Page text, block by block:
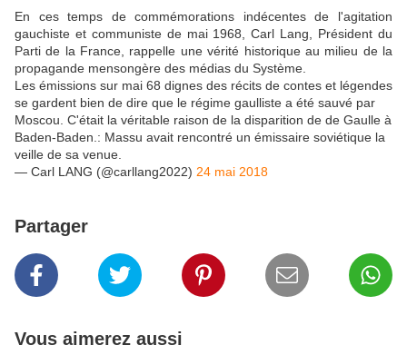
En ces temps de commémorations indécentes de l'agitation
gauchiste et communiste de mai 1968, Carl Lang, Président du
Parti de la France, rappelle une vérité historique au milieu de la
propagande mensongère des médias du Système.
Les émissions sur mai 68 dignes des récits de contes et légendes
se gardent bien de dire que le régime gaulliste a été sauvé par
Moscou. C'était la véritable raison de la disparition de de Gaulle à
Baden-Baden.: Massu avait rencontré un émissaire soviétique la
veille de sa venue.
— Carl LANG (@carllang2022) 24 mai 2018
Partager
Vous aimerez aussi